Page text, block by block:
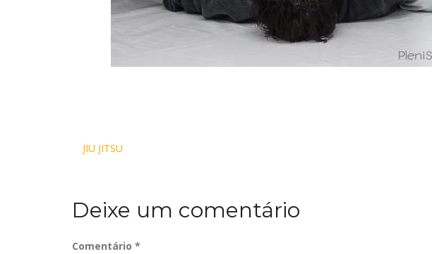
Navegação
Post
JIU JITSU
Deixe um comentário
Comentário *